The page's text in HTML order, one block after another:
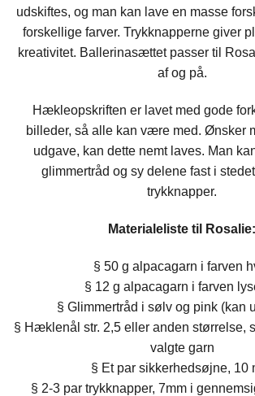
udskiftes, og man kan lave en masse
forskellige farver. Trykknapperne giver
kreativitet. Ballerinasættet passer til
af og på.
Hækleopskriften er lavet med gode
billeder, så alle kan være med. Ønsker
udgave, kan dette nemt laves. Man
glimmertråd og sy delene fast i
trykknapper.
Materialeliste til Rosalie:
§ 50 g alpacagarn i farven
§ 12 g alpacagarn i farven
§ Glimmertråd i sølv og pink (kan
§ Hæklenål str. 2,5 eller anden størrelse,
valgte garn
§ Et par sikkerhedsøjne, 10
§ 2-3 par trykknapper, 7mm i